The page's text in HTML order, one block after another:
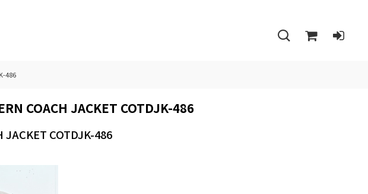
486
COACH JACKET COTDJK-486
COTDJK-486